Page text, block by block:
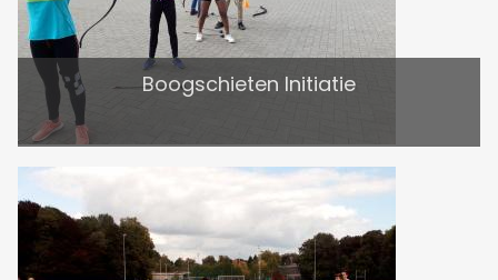
Boogschieten Initiatie